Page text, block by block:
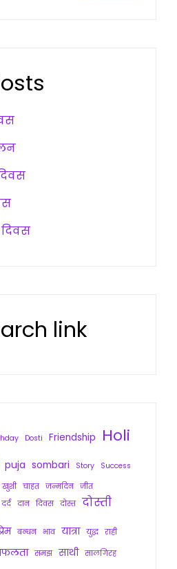
दिवस
link
Dosti Friendship
Holi
puja sombari Story
Success
खुशी चाहत जन्मदिन जीत
दर्द दान दिवस दोस्त दोस्ती
बन्धन भाव यात्रा युद्ध राही
समझ साथी सालगिरह